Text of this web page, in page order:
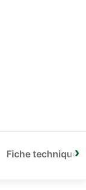
Fiche technique